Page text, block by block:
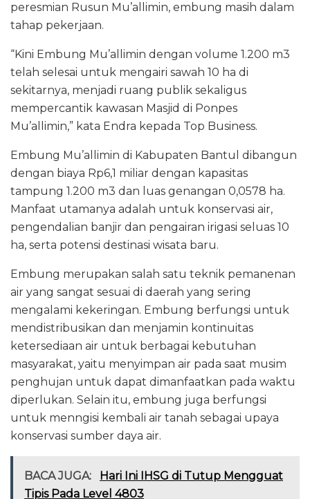
peresmian Rusun Mu’allimin, embung masih dalam
tahap pekerjaan.
“Kini Embung Mu’allimin dengan volume 1.200 m3
telah selesai untuk mengairi sawah 10 ha di
sekitarnya, menjadi ruang publik sekaligus
mempercantik kawasan Masjid di Ponpes
Mu’allimin,” kata Endra kepada Top Business.
Embung Mu’allimin di Kabupaten Bantul dibangun
dengan biaya Rp6,1 miliar dengan kapasitas
tampung 1.200 m3 dan luas genangan 0,0578 ha.
Manfaat utamanya adalah untuk konservasi air,
pengendalian banjir dan pengairan irigasi seluas 10
ha, serta potensi destinasi wisata baru.
Embung merupakan salah satu teknik pemanenan
air yang sangat sesuai di daerah yang sering
mengalami kekeringan. Embung berfungsi untuk
mendistribusikan dan menjamin kontinuitas
ketersediaan air untuk berbagai kebutuhan
masyarakat, yaitu menyimpan air pada saat musim
penghujan untuk dapat dimanfaatkan pada waktu
diperlukan. Selain itu, embung juga berfungsi
untuk menngisi kembali air tanah sebagai upaya
konservasi sumber daya air.
BACA JUGA:
Hari Ini IHSG di Tutup Mengguat
Tipis Pada Level 4803